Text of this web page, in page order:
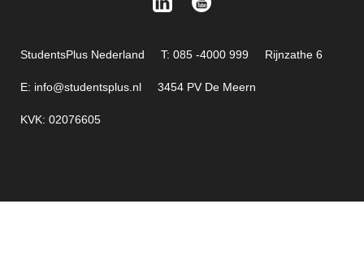
StudentsPlus Nederland T: 085 -4000 999 Rijnzathe 6
E: info@studentsplus.nl 3454 PV De Meern
KVK: 02076605